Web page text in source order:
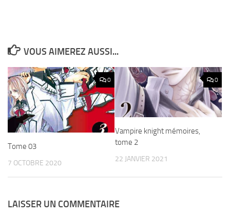
VOUS AIMEREZ AUSSI...
0
Tome 03
7 OCTOBRE 2020
0
Vampire knight mémoires,
tome 2
22 JANVIER 2021
LAISSER UN COMMENTAIRE